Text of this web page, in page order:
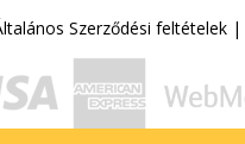
Szerződési feltételek |